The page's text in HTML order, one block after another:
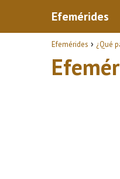
Efemérides
Efemérides ¿Qué